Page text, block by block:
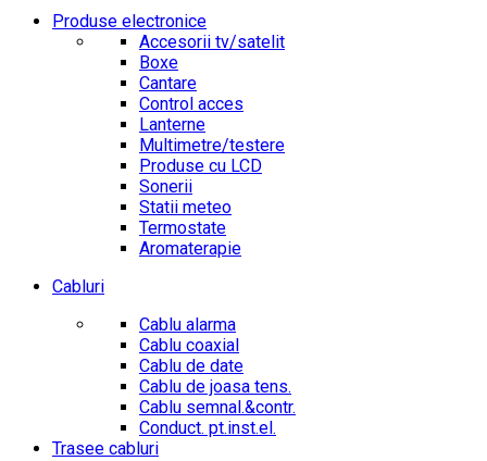
Produse electronice
Accesorii tv/satelit
Boxe
Cantare
Control acces
Lanterne
Multimetre/testere
Produse cu LCD
Sonerii
Statii meteo
Termostate
Aromaterapie
Cabluri
Cablu alarma
Cablu coaxial
Cablu de date
Cablu de joasa tens.
Cablu semnal.&contr.
Conduct. pt.inst.el.
Trasee cabluri